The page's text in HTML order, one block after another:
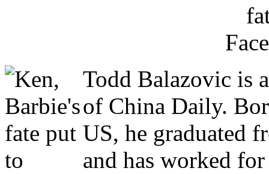
Todd Balazovic is
of China Daily.
US, he graduated
and has worked